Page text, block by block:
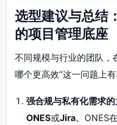
选型建议与总结
的项目管理底座
不同规模与行业的团队，
哪个更高效”这一问题上
强合规与私有化需求
ONES或Jira。ONES